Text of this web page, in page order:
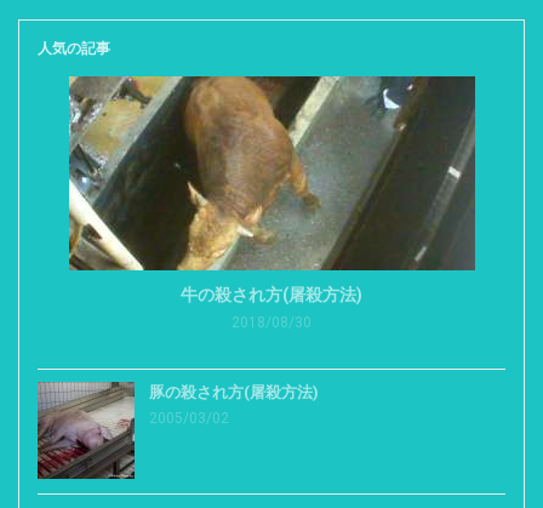
人気の記事
牛の殺され方(屠殺方法)
2018/08/30
豚の殺され方(屠殺方法)
2005/03/02